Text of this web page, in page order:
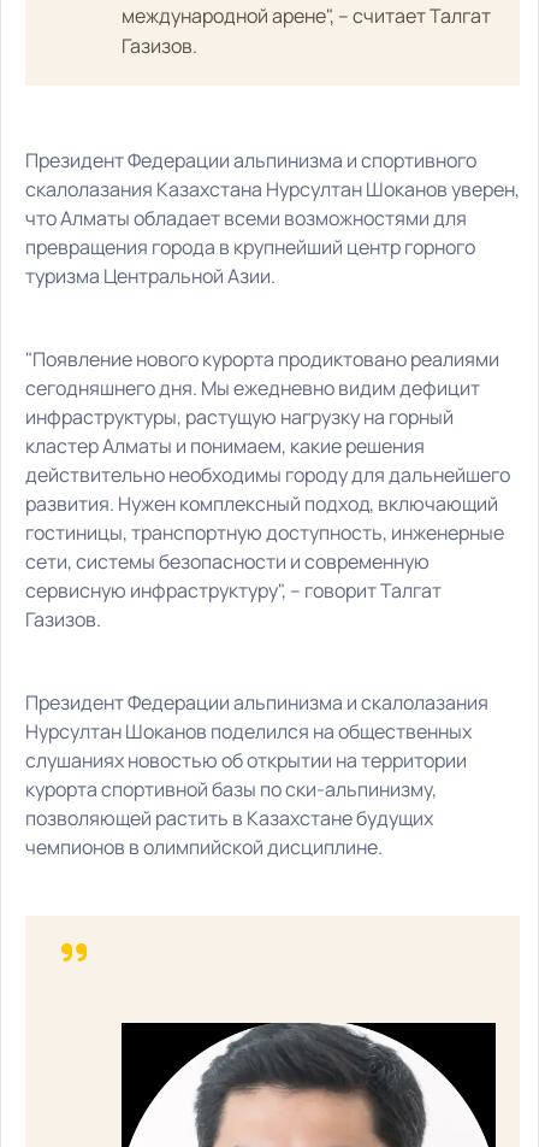
международной арене", – считает Талгат
Газизов.
Президент Федерации альпинизма и спортивного
скалолазания Казахстана Нурсултан Шоканов уверен,
что Алматы обладает всеми возможностями для
превращения города в крупнейший центр горного
туризма Центральной Азии.
"Появление нового курорта продиктовано реалиями
сегодняшнего дня. Мы ежедневно видим дефицит
инфраструктуры, растущую нагрузку на горный
кластер Алматы и понимаем, какие решения
действительно необходимы городу для дальнейшего
развития. Нужен комплексный подход, включающий
гостиницы, транспортную доступность, инженерные
сети, системы безопасности и современную
сервисную инфраструктуру", – говорит Талгат
Газизов.
Президент Федерации альпинизма и скалолазания
Нурсултан Шоканов поделился на общественных
слушаниях новостью об открытии на территории
курорта спортивной базы по ски-альпинизму,
позволяющей растить в Казахстане будущих
чемпионов в олимпийской дисциплине.